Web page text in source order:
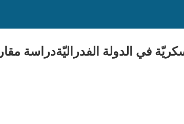
في الدولة الفدراليّةدراسة